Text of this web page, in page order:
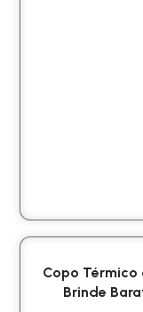
Copo Térmico
Brinde